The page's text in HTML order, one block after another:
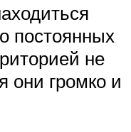
постоянных
не
они громко и